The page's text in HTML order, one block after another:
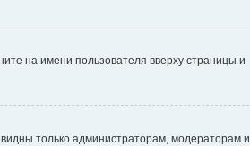
на имени пользователя вверху страницы и
только администраторам, модераторам и